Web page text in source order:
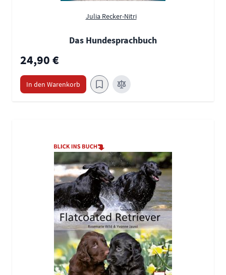
Julia Recker-Nitri
Das Hundesprachbuch
24,90 €
In den Warenkorb